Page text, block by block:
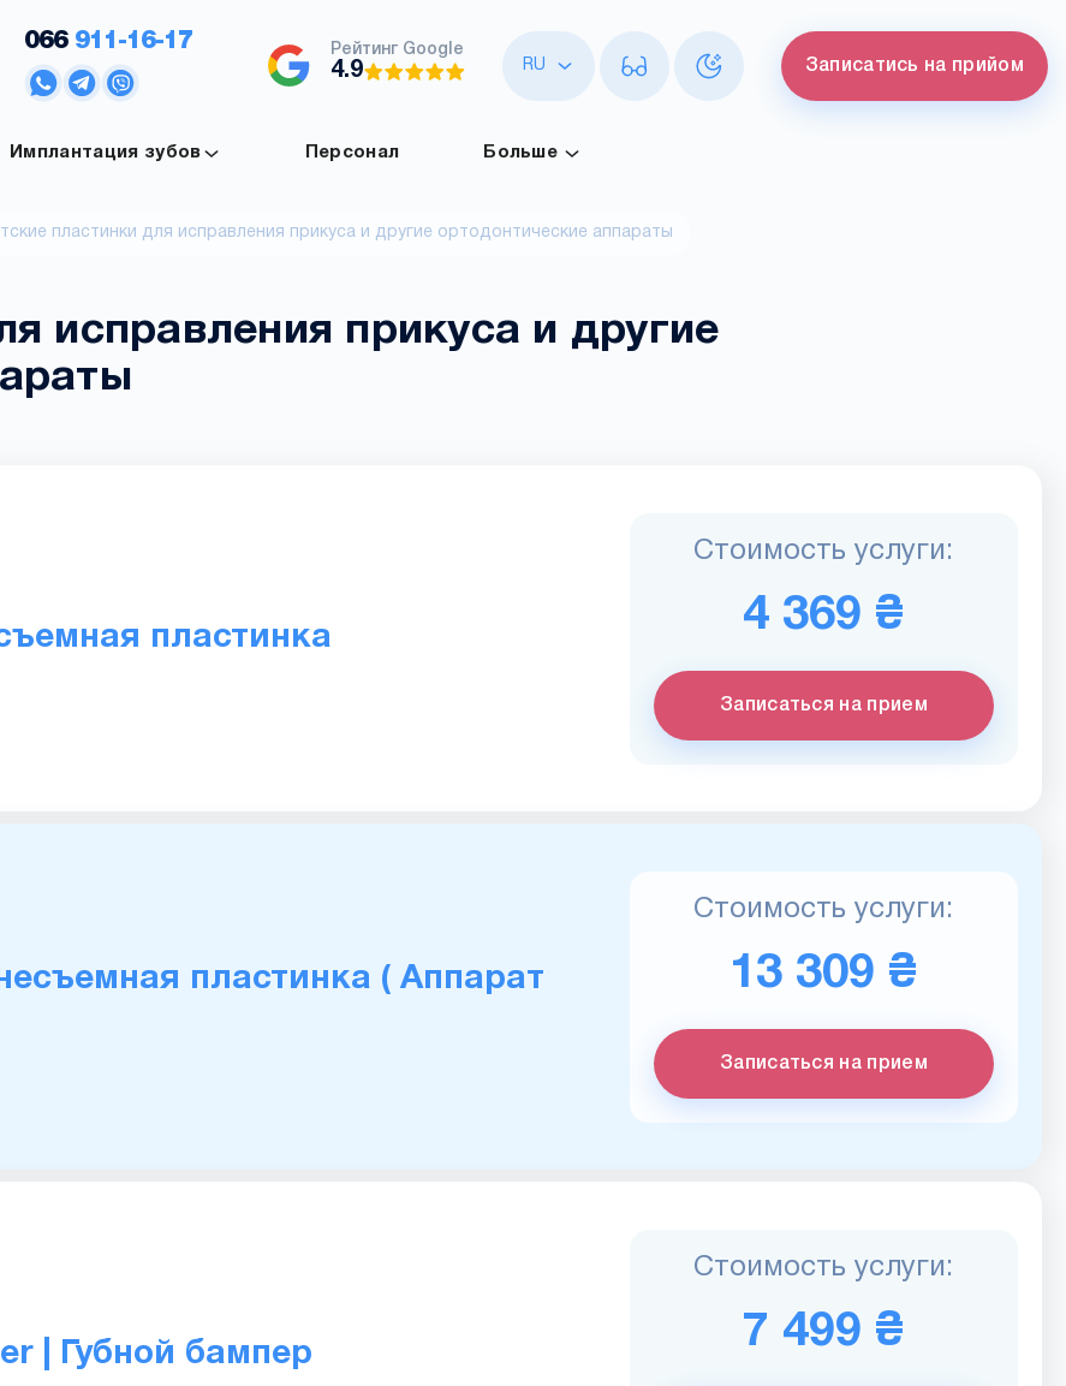
066911-16-17 Рейтинг Google
4.9 RU Записатись на прийом
Имплантация зубов Персонал Больше
пластинки для исправления прикуса и другие ортодонтические аппараты
исправления прикуса и другие
пластинка
Стоимость услуги:
4 369 ₴
Записаться на прием
пластинка ( Аппарат
Стоимость услуги:
13 309 ₴
Записаться на прием
| Губной бампер
Стоимость услуги:
7 499 ₴